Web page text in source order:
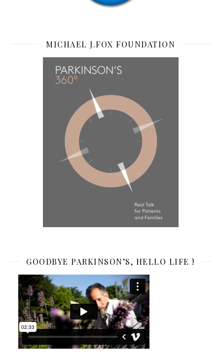
MICHAEL J.FOX FOUNDATION
GOODBYE PARKINSON’S, HELLO LIFE !